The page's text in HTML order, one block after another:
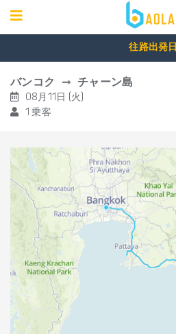
往路出発日
バンコク チャーン島
08月11日 (火)
1 乗客